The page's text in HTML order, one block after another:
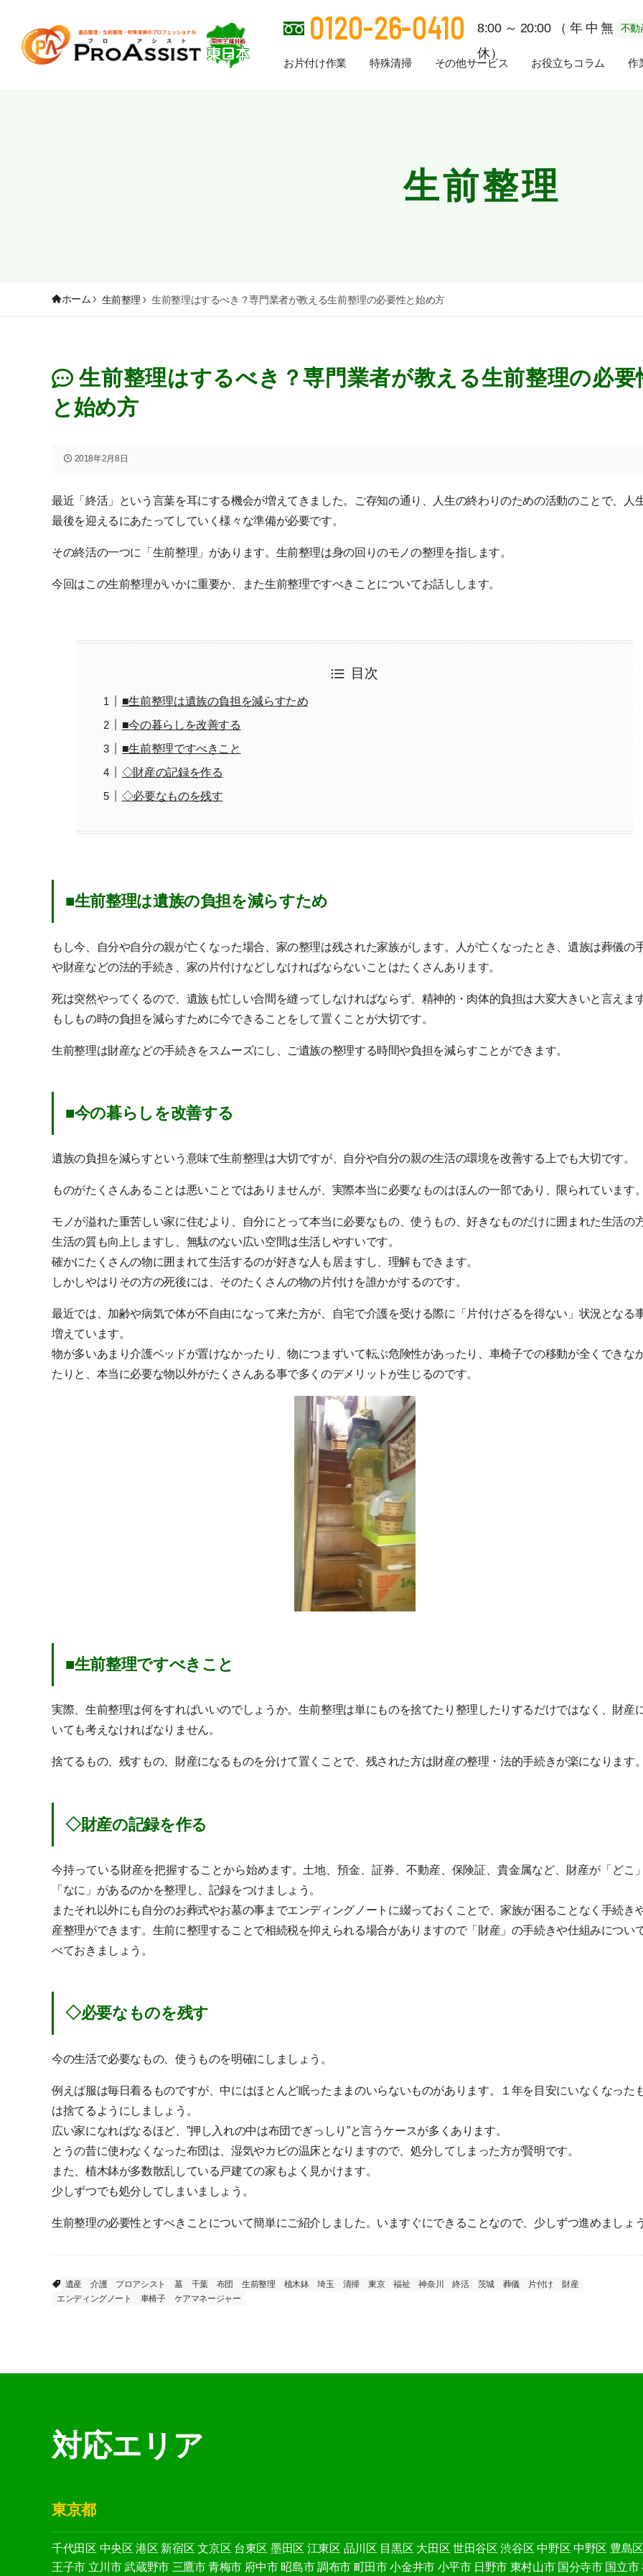
0120-26-0410
8:00～20:00（年中無
休）
不動
お片付け作業 特殊清掃 その他サービス お役立ちコラム 作
生前整理
ホーム 生前整理 生前整理はするべき？専門業者が教える生前整理の必要性と始め方
生前整理はするべき？専門業者が教える生前整理の必要
と始め方
2018年2月8日
最近「終活」という言葉を耳にする機会が増えてきました。ご存知の通り、人生の終わりのための活動のことで、人
最後を迎えるにあたってしていく様々な準備が必要です。
その終活の一つに「生前整理」があります。生前整理は身の回りのモノの整理を指します。
今回はこの生前整理がいかに重要か、また生前整理ですべきことについてお話しします。
目次
■生前整理は遺族の負担を減らすため
■今の暮らしを改善する
■生前整理ですべきこと
◇財産の記録を作る
◇必要なものを残す
■生前整理は遺族の負担を減らすため
もし今、自分や自分の親が亡くなった場合、家の整理は残された家族がします。人が亡くなったとき、遺族は葬儀の
や財産などの法的手続き、家の片付けなどしなければならないことはたくさんあります。
死は突然やってくるので、遺族も忙しい合間を縫ってしなければならず、精神的・肉体的負担は大変大きいと言えます
もしもの時の負担を減らすために今できることをして置くことが大切です。
生前整理は財産などの手続きをスムーズにし、ご遺族の整理する時間や負担を減らすことができます。
■今の暮らしを改善する
遺族の負担を減らすという意味で生前整理は大切ですが、自分や自分の親の生活の環境を改善する上でも大切です。
ものがたくさんあることは悪いことではありませんが、実際本当に必要なものはほんの一部であり、限られています。
モノが溢れた重苦しい家に住むより、自分にとって本当に必要なもの、使うもの、好きなものだけに囲まれた生活の
生活の質も向上しますし、無駄のない広い空間は生活しやすいです。
確かにたくさんの物に囲まれて生活するのが好きな人も居ますし、理解もできます。
しかしやはりその方の死後には、そのたくさんの物の片付けを誰かがするのです。
最近では、加齢や病気で体が不自由になって来た方が、自宅で介護を受ける際に「片付けざるを得ない」状況となる
増えています。
物が多いあまり介護ベッドが置けなかったり、物につまずいて転ぶ危険性があったり、車椅子での移動が全くできな
たりと、本当に必要な物以外がたくさんある事で多くのデメリットが生じるのです。
■生前整理ですべきこと
実際、生前整理は何をすればいいのでしょうか。生前整理は単にものを捨てたり整理したりするだけではなく、財産
いても考えなければなりません。
捨てるもの、残すもの、財産になるものを分けて置くことで、残された方は財産の整理・法的手続きが楽になります。
◇財産の記録を作る
今持っている財産を把握することから始めます。土地、預金、証券、不動産、保険証、貴金属など、財産が「どこ
「なに」があるのかを整理し、記録をつけましょう。
またそれ以外にも自分のお葬式やお墓の事までエンディングノートに綴っておくことで、家族が困ることなく手続き
産整理ができます。生前に整理することで相続税を抑えられる場合がありますので「財産」の手続きや仕組みについ
べておきましょう。
◇必要なものを残す
今の生活で必要なもの、使うものを明確にしましょう。
例えば服は毎日着るものですが、中にはほとんど眠ったままのいらないものがあります。１年を目安にいなくなった
は捨てるようにしましょう。
広い家になればなるほど、”押し入れの中は布団でぎっしり”と言うケースが多くあります。
とうの昔に使わなくなった布団は、湿気やカビの温床となりますので、処分してしまった方が賢明です。
また、植木鉢が多数散乱している戸建ての家もよく見かけます。
少しずつでも処分してしまいましょう。
生前整理の必要性とすべきことについて簡単にご紹介しました。いますぐにできることなので、少しずつ進めましょう
遺産 介護 プロアシスト 墓 千葉 布団 生前整理 植木鉢 埼玉 清掃 東京 福祉 神奈川 終活 茨城 葬儀 片付け
財産
エンディングノート
車椅子 ケアマネージャー
対応エリア
東京都
千代田区 中央区 港区 新宿区 文京区 台東区 墨田区 江東区 品川区 目黒区 大田区 世田谷区 渋谷区 中野区 中野区 豊島区
王子市 立川市 武蔵野市 三鷹市 青梅市 府中市 昭島市 調布市 町田市 小金井市 小平市 日野市 東村山市 国分寺市 国立市